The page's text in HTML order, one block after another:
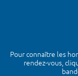
Pour connaître les
rendez-vous,